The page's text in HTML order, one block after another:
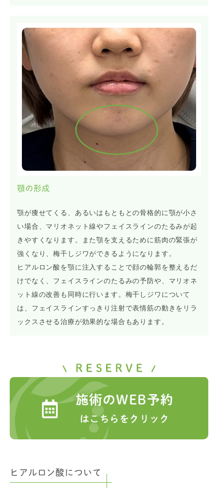
顎の形成
顎が痩せてくる、あるいはもともとの骨格的に顎が小さ
い場合、マリオネット線やフェイスラインのたるみが起
きやすくなります。また顎を支えるために筋肉の緊張が
強くなり、梅干しジワができるようになります。
ヒアルロン酸を顎に注入することで顔の輪郭を整えるだ
けでなく、フェイスラインのたるみの予防や、マリオネ
ット線の改善も同時に行います。梅干しジワについて
は、フェイスラインすっきり注射で表情筋の動きをリラ
ックスさせる治療が効果的な場合もあります。
ヒアルロン酸について